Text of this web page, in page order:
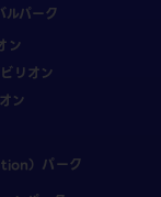
ルパーク
ン
リオン
ン
）パーク